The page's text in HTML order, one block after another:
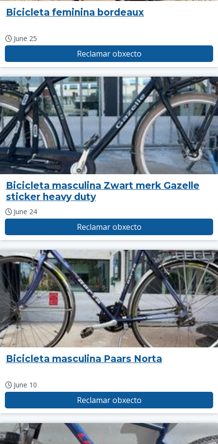
Bicicleta feminina bordeaux
June 25
Reclamar obxecto
Bicicleta masculina Zwart merk Gazelle
sticker heavy duty
June 24
Reclamar obxecto
Bicicleta masculina Paars Norta
June 10
Reclamar obxecto